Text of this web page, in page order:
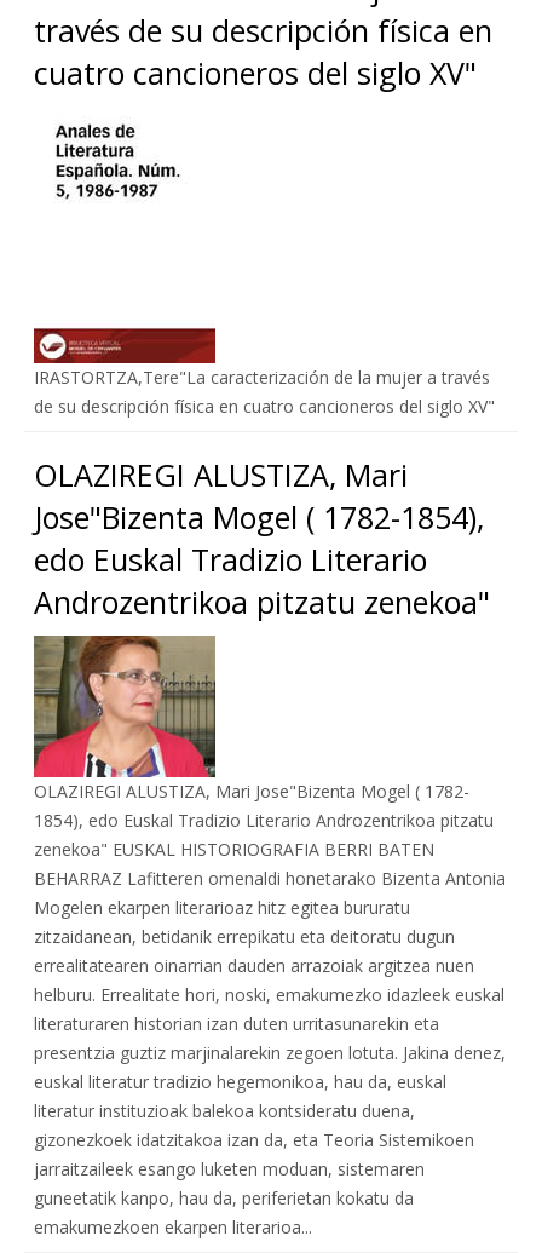
través de su descripción física en
cuatro cancioneros del siglo XV"
IRASTORTZA,Tere"La caracterización de la mujer a través
de su descripción física en cuatro cancioneros del siglo XV"
OLAZIREGI ALUSTIZA, Mari
Jose"Bizenta Mogel ( 1782-1854),
edo Euskal Tradizio Literario
Androzentrikoa pitzatu zenekoa"
OLAZIREGI ALUSTIZA, Mari Jose"Bizenta Mogel ( 1782-
1854), edo Euskal Tradizio Literario Androzentrikoa pitzatu
zenekoa" EUSKAL HISTORIOGRAFIA BERRI BATEN
BEHARRAZ Lafitteren omenaldi honetarako Bizenta Antonia
Mogelen ekarpen literarioaz hitz egitea bururatu
zitzaidanean, betidanik errepikatu eta deitoratu dugun
errealitatearen oinarrian dauden arrazoiak argitzea nuen
helburu. Errealitate hori, noski, emakumezko idazleek euskal
literaturaren historian izan duten urritasunarekin eta
presentzia guztiz marjinalarekin zegoen lotuta. Jakina denez,
euskal literatur tradizio hegemonikoa, hau da, euskal
literatur instituzioak balekoa kontsideratu duena,
gizonezkoek idatzitakoa izan da, eta Teoria Sistemikoen
jarraitzaileek esango luketen moduan, sistemaren
guneetatik kanpo, hau da, periferietan kokatu da
emakumezkoen ekarpen literarioa...